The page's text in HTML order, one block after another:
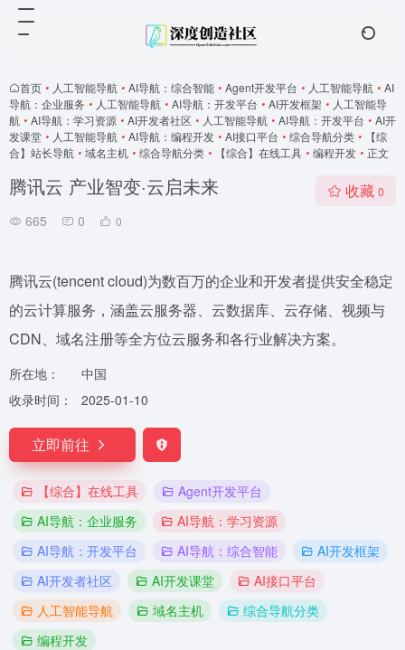
首页 • 人工智能导航 • AI导航：综合智能 • Agent开发平台 • 人工智能导航 • AI
导航：企业服务 • 人工智能导航 • AI导航：开发平台 • AI开发框架 • 人工智能导
航 • AI导航：学习资源 • AI开发者社区 • 人工智能导航 • AI导航：开发平台 • AI开
发课堂 • 人工智能导航 • AI导航：编程开发 • AI接口平台 • 综合导航分类 •
【综
合】站长导航 • 域名主机 • 综合导航分类 • 【综合】在线工具 • 编程开发 • 正文
腾讯云 产业智变·云启未来
665 0 0
收藏 0
腾讯云(tencent cloud)为数百万的企业和开发者提供安全稳定
的云计算服务，涵盖云服务器、云数据库、云存储、视频与
CDN、域名注册等全方位云服务和各行业解决方案。
所在地：
中国
收录时间：
2025-01-10
立即前往
【综合】在线工具
Agent开发平台
AI导航：企业服务
AI导航：学习资源
AI导航：开发平台
AI导航：综合智能
AI开发框架
AI开发者社区
AI开发课堂
AI接口平台
人工智能导航
域名主机
综合导航分类
编程开发